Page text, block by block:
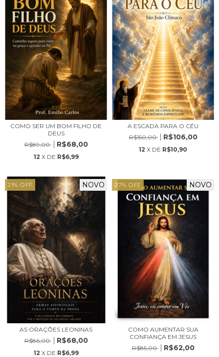
COMO SER UM BOM FILHO DE
DEUS
R$89,00
R$68,00
12 X DE R$6,99
A ESCADA PARA O CÉU
R$150,00
R$106,00
12 X DE R$10,90
21% OFF NOVO
AS ORAÇÕES LEONINAS
R$86,00
R$68,00
12 X DE R$6,99
27% OFF NOVO
COMO AUMENTAR SUA
CONFIANÇA EM JESUS
R$85,00
R$62,00